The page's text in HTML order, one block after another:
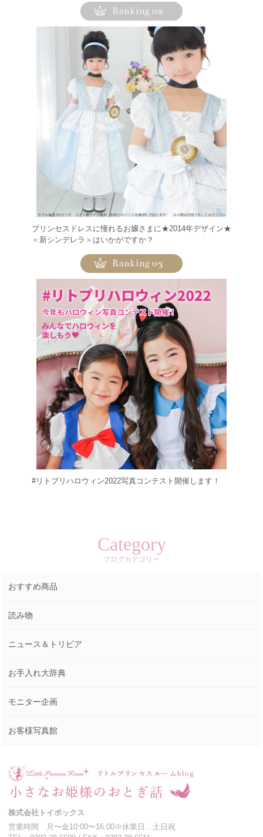
プリンセスドレスに憧れるお嬢さまに★2014年デザイン★
＜新シンデレラ＞はいかがですか？
#リトプリハロウィン2022写真コンテスト開催します！
Category
ブログカテゴリー
おすすめ商品
読み物
ニュース＆トリビア
お手入れ大辞典
モニター企画
お客様写真館
株式会社トイボックス
営業時間 月〜金10:00〜16:00※休業日…土日祝